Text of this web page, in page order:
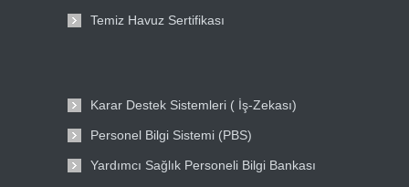
Temiz Havuz Sertifikası
Karar Destek Sistemleri ( İş-Zekası)
Personel Bilgi Sistemi (PBS)
Yardımcı Sağlık Personeli Bilgi Bankası